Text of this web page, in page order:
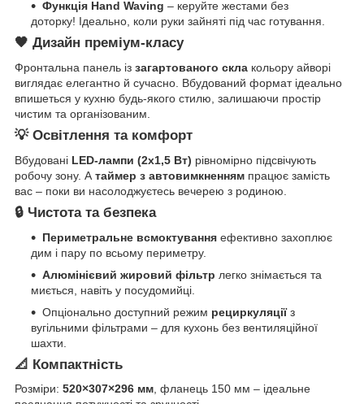
Функція Hand Waving – керуйте жестами без
доторку! Ідеально, коли руки зайняті під час готування.
🖤 Дизайн преміум-класу
Фронтальна панель із загартованого скла кольору айворі
виглядає елегантно й сучасно. Вбудований формат ідеально
впишеться у кухню будь-якого стилю, залишаючи простір
чистим та організованим.
💡 Освітлення та комфорт
Вбудовані LED-лампи (2х1,5 Вт) рівномірно підсвічують
робочу зону. А таймер з автовимкненням працює замість
вас – поки ви насолоджуєтесь вечерею з родиною.
🔒 Чистота та безпека
Периметральне всмоктування ефективно захоплює
дим і пару по всьому периметру.
Алюмінієвий жировий фільтр легко знімається та
миється, навіть у посудомийці.
Опціонально доступний режим рециркуляціїз
вугільними фільтрами – для кухонь без вентиляційної
шахти.
📐 Компактність
Розміри: 520×307×296 мм, фланець 150 мм – ідеальне